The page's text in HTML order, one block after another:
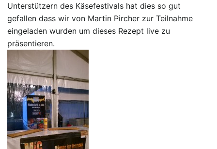
Unterstützern des Käsefestivals hat dies so gut
gefallen dass wir von Martin Pircher zur Teilnahme
eingeladen wurden um dieses Rezept live zu
präsentieren.